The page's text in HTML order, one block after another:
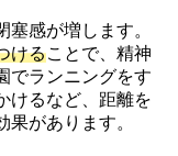
感が増します。
けることで、精神
でランニングをす
けるなど、距離を
があります。